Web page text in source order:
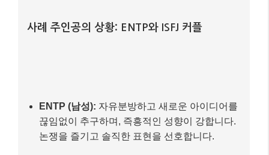
사례 주인공의 상황: ENTP와 ISFJ 커플
ENTP (남성): 자유분방하고 새로운 아이디어를
끊임없이 추구하며, 즉흥적인 성향이 강합니다.
논쟁을 즐기고 솔직한 표현을 선호합니다.